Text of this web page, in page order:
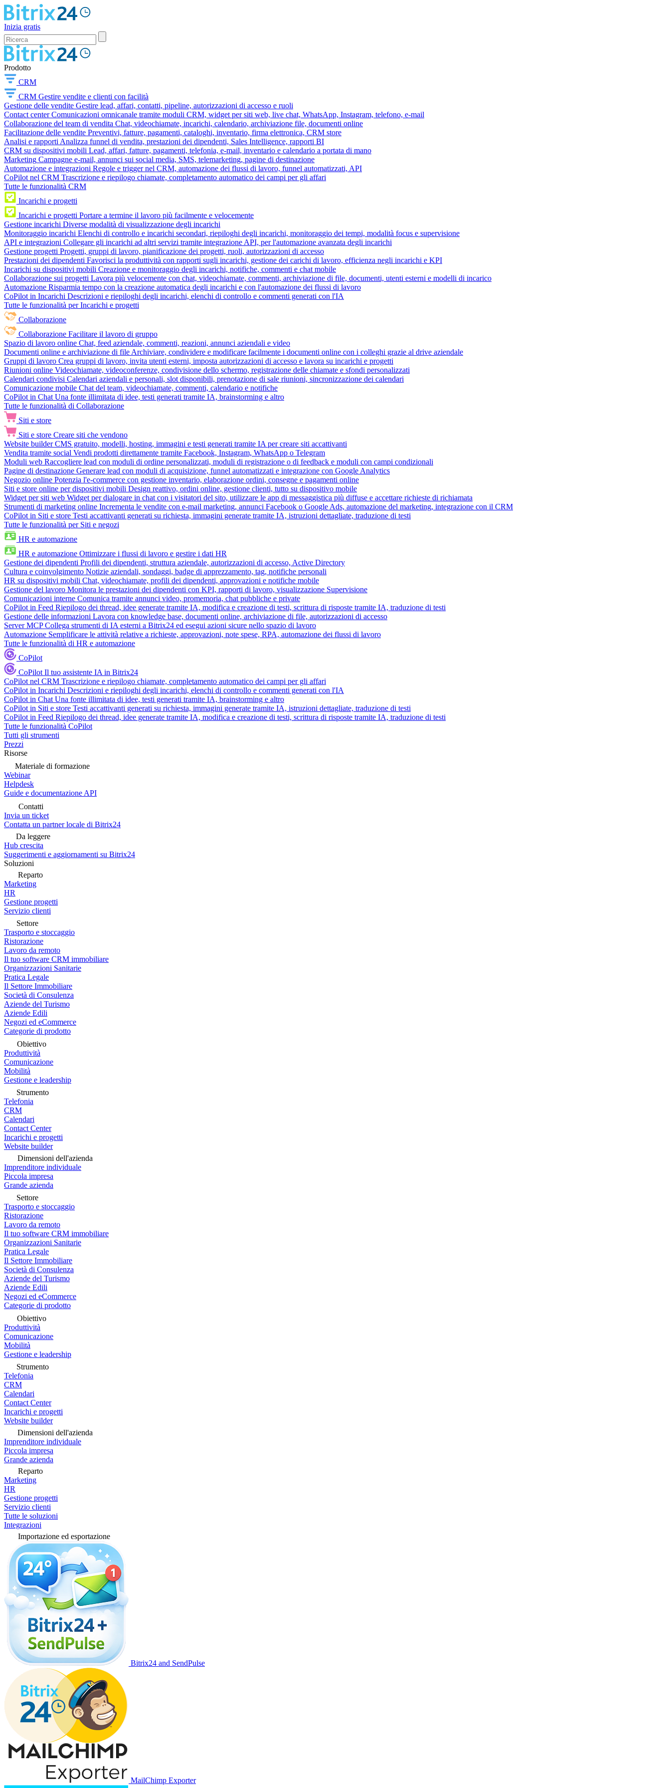
Inizia gratis
Prodotto
CRM
CRM Gestire vendite e clienti con facilità
Gestione delle vendite Gestire lead, affari, contatti, pipeline, autorizzazioni di accesso e ruoli
Contact center Comunicazioni omnicanale tramite moduli CRM, widget per siti web, live chat, WhatsApp, Instagram, telefono, e-mail
Collaborazione del team di vendita Chat, videochiamate, incarichi, calendario, archiviazione file, documenti online
Facilitazione delle vendite Preventivi, fatture, pagamenti, cataloghi, inventario, firma elettronica, CRM store
Analisi e rapporti Analizza funnel di vendita, prestazioni dei dipendenti, Sales Intelligence, rapporti BI
CRM su dispositivi mobili Lead, affari, fatture, pagamenti, telefonia, e-mail, inventario e calendario a portata di mano
Marketing Campagne e-mail, annunci sui social media, SMS, telemarketing, pagine di destinazione
Automazione e integrazioni Regole e trigger nel CRM, automazione dei flussi di lavoro, funnel automatizzati, API
CoPilot nel CRM Trascrizione e riepilogo chiamate, completamento automatico dei campi per gli affari
Tutte le funzionalità CRM
Incarichi e progetti
Incarichi e progetti Portare a termine il lavoro più facilmente e velocemente
Gestione incarichi Diverse modalità di visualizzazione degli incarichi
Monitoraggio incarichi Elenchi di controllo e incarichi secondari, riepiloghi degli incarichi, monitoraggio dei tempi, modalità focus e supervisione
API e integrazioni Collegare gli incarichi ad altri servizi tramite integrazione API, per l'automazione avanzata degli incarichi
Gestione progetti Progetti, gruppi di lavoro, pianificazione dei progetti, ruoli, autorizzazioni di accesso
Prestazioni dei dipendenti Favorisci la produttività con rapporti sugli incarichi, gestione dei carichi di lavoro, efficienza negli incarichi e KPI
Incarichi su dispositivi mobili Creazione e monitoraggio degli incarichi, notifiche, commenti e chat mobile
Collaborazione sui progetti Lavora più velocemente con chat, videochiamate, commenti, archiviazione di file, documenti, utenti esterni e modelli di incarico
Automazione Risparmia tempo con la creazione automatica degli incarichi e con l'automazione dei flussi di lavoro
CoPilot in Incarichi Descrizioni e riepiloghi degli incarichi, elenchi di controllo e commenti generati con l'IA
Tutte le funzionalità per Incarichi e progetti
Collaborazione
Collaborazione Facilitare il lavoro di gruppo
Spazio di lavoro online Chat, feed aziendale, commenti, reazioni, annunci aziendali e video
Documenti online e archiviazione di file Archiviare, condividere e modificare facilmente i documenti online con i colleghi grazie al drive aziendale
Gruppi di lavoro Crea gruppi di lavoro, invita utenti esterni, imposta autorizzazioni di accesso e lavora su incarichi e progetti
Riunioni online Videochiamate, videoconferenze, condivisione dello schermo, registrazione delle chiamate e sfondi personalizzati
Calendari condivisi Calendari aziendali e personali, slot disponibili, prenotazione di sale riunioni, sincronizzazione dei calendari
Comunicazione mobile Chat del team, videochiamate, commenti, calendario e notifiche
CoPilot in Chat Una fonte illimitata di idee, testi generati tramite IA, brainstorming e altro
Tutte le funzionalità di Collaborazione
Siti e store
Siti e store Creare siti che vendono
Website builder CMS gratuito, modelli, hosting, immagini e testi generati tramite IA per creare siti accattivanti
Vendita tramite social Vendi prodotti direttamente tramite Facebook, Instagram, WhatsApp o Telegram
Moduli web Raccogliere lead con moduli di ordine personalizzati, moduli di registrazione o di feedback e moduli con campi condizionali
Pagine di destinazione Generare lead con moduli di acquisizione, funnel automatizzati e integrazione con Google Analytics
Negozio online Potenzia l'e-commerce con gestione inventario, elaborazione ordini, consegne e pagamenti online
Siti e store online per dispositivi mobili Design reattivo, ordini online, gestione clienti, tutto su dispositivo mobile
Widget per siti web Widget per dialogare in chat con i visitatori del sito, utilizzare le app di messaggistica più diffuse e accettare richieste di richiamata
Strumenti di marketing online Incrementa le vendite con e-mail marketing, annunci Facebook o Google Ads, automazione del marketing, integrazione con il CRM
CoPilot in Siti e store Testi accattivanti generati su richiesta, immagini generate tramite IA, istruzioni dettagliate, traduzione di testi
Tutte le funzionalità per Siti e negozi
HR e automazione
HR e automazione Ottimizzare i flussi di lavoro e gestire i dati HR
Gestione dei dipendenti Profili dei dipendenti, struttura aziendale, autorizzazioni di accesso, Active Directory
Cultura e coinvolgimento Notizie aziendali, sondaggi, badge di apprezzamento, tag, notifiche personali
HR su dispositivi mobili Chat, videochiamate, profili dei dipendenti, approvazioni e notifiche mobile
Gestione del lavoro Monitora le prestazioni dei dipendenti con KPI, rapporti di lavoro, visualizzazione Supervisione
Comunicazioni interne Comunica tramite annunci video, promemoria, chat pubbliche e private
CoPilot in Feed Riepilogo dei thread, idee generate tramite IA, modifica e creazione di testi, scrittura di risposte tramite IA, traduzione di testi
Gestione delle informazioni Lavora con knowledge base, documenti online, archiviazione di file, autorizzazioni di accesso
Server MCP Collega strumenti di IA esterni a Bitrix24 ed esegui azioni sicure nello spazio di lavoro
Automazione Semplificare le attività relative a richieste, approvazioni, note spese, RPA, automazione dei flussi di lavoro
Tutte le funzionalità di HR e automazione
CoPilot
CoPilot Il tuo assistente IA in Bitrix24
CoPilot nel CRM Trascrizione e riepilogo chiamate, completamento automatico dei campi per gli affari
CoPilot in Incarichi Descrizioni e riepiloghi degli incarichi, elenchi di controllo e commenti generati con l'IA
CoPilot in Chat Una fonte illimitata di idee, testi generati tramite IA, brainstorming e altro
CoPilot in Siti e store Testi accattivanti generati su richiesta, immagini generate tramite IA, istruzioni dettagliate, traduzione di testi
CoPilot in Feed Riepilogo dei thread, idee generate tramite IA, modifica e creazione di testi, scrittura di risposte tramite IA, traduzione di testi
Tutte le funzionalità CoPilot
Tutti gli strumenti
Prezzi
Risorse
Materiale di formazione
Webinar
Helpdesk
Guide e documentazione API
Contatti
Invia un ticket
Contatta un partner locale di Bitrix24
Da leggere
Hub crescita
Suggerimenti e aggiornamenti su Bitrix24
Soluzioni
Reparto
Marketing
HR
Gestione progetti
Servizio clienti
Settore
Trasporto e stoccaggio
Ristorazione
Lavoro da remoto
Il tuo software CRM immobiliare
Organizzazioni Sanitarie
Pratica Legale
Il Settore Immobiliare
Società di Consulenza
Aziende del Turismo
Aziende Edili
Negozi ed eCommerce
Categorie di prodotto
Obiettivo
Produttività
Comunicazione
Mobilità
Gestione e leadership
Strumento
Telefonia
CRM
Calendari
Contact Center
Incarichi e progetti
Website builder
Dimensioni dell'azienda
Imprenditore individuale
Piccola impresa
Grande azienda
Settore
Trasporto e stoccaggio
Ristorazione
Lavoro da remoto
Il tuo software CRM immobiliare
Organizzazioni Sanitarie
Pratica Legale
Il Settore Immobiliare
Società di Consulenza
Aziende del Turismo
Aziende Edili
Negozi ed eCommerce
Categorie di prodotto
Obiettivo
Produttività
Comunicazione
Mobilità
Gestione e leadership
Strumento
Telefonia
CRM
Calendari
Contact Center
Incarichi e progetti
Website builder
Dimensioni dell'azienda
Imprenditore individuale
Piccola impresa
Grande azienda
Reparto
Marketing
HR
Gestione progetti
Servizio clienti
Tutte le soluzioni
Integrazioni
Importazione ed esportazione
Bitrix24 and SendPulse
MailChimp Exporter